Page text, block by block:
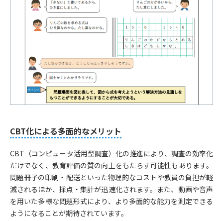
CBT化による多面的なメリット
CBT（コンピュータ活用型調査）化の推進により、調査の効率化
だけでなく、教育評価の質の向上をもたらす可能性もあります。
問題冊子の印刷・配送といった物理的なコストや教員の負担が軽
減されるほか、採点・集計が迅速化されます。また、動画や音声
を用いた多様な問題形式により、より多面的な能力を測定できる
ようになることが期待されています。